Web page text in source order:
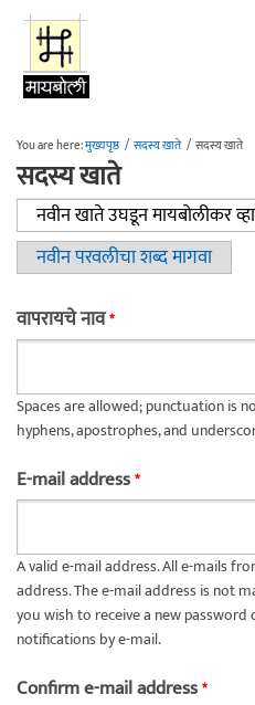
Skip to main content
You are here:मुख्यपृष्ठ / सदस्य खाते / सदस्य खाते
सदस्य खाते
Primary tabs
नवीन खाते उघडून मायबोलीकर व्हा
नवीन परवलीचा शब्द मागवा
वापरायचे नाव*
Spaces are allowed; punctuation is
hyphens, apostrophes, and
E-mail address*
A valid e-mail address. All e-mails
address. The e-mail address is not
you wish to receive a new
notifications by e-mail.
Confirm e-mail address*